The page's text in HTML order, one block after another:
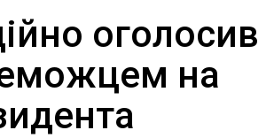
оголосив
на